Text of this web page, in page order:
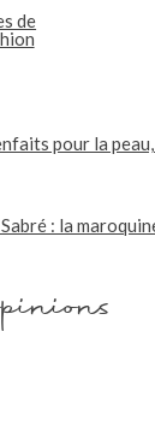
de
pour la
: la